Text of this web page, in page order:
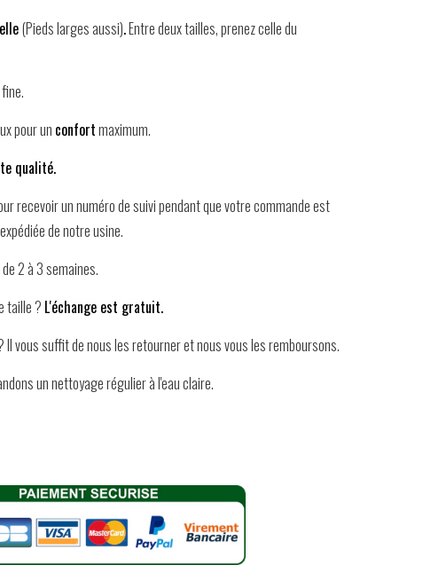
(Pieds larges aussi).Entre deux tailles, prenez celle du
pour un confortmaximum.
qualité.
recevoir un numéro de suivi pendant que votre commande est
de notre usine.
2 à 3 semaines.
taille ? L'échange est gratuit.
Il vous suffit de nous les retourner et nous vous les remboursons.
un nettoyage régulier à l'eau claire.